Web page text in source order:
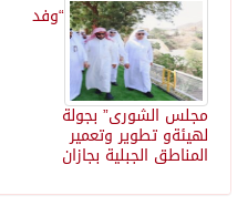
“وفد
مجلس الشورى” بجولة
لهيئةو تطوير وتعمير
المناطق الجبلية بجازان